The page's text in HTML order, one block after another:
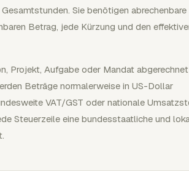
Sie benötigen abrechenbare
Betrag, jede Kürzung und den
Projekt, Aufgabe oder Mandat
Beträge normalerweise in US-Dollar
VAT/GST oder nationale
Steuerzeile eine bundesstaatliche und